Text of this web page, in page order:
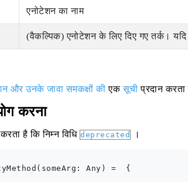
एनोटेशन का नाम
(वैकल्पिक) एनोटेशन के लिए दिए गए तर्क।
और उनके जावा समकक्षों की एकसूची प्रदान करता
करना
है कि निम्न विधि deprecated ।
Any) =  {